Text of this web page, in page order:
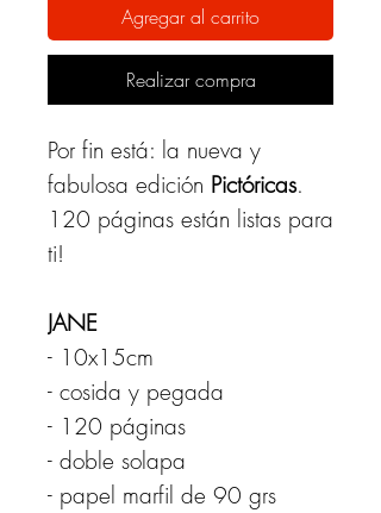
Agregar al carrito
Realizar compra
Por fin está: la nueva y
fabulosa edición Pictóricas.
120 páginas están listas para
ti!
JANE
- 10x15cm
- cosida y pegada
- 120 páginas
- doble solapa
- papel marfil de 90 grs